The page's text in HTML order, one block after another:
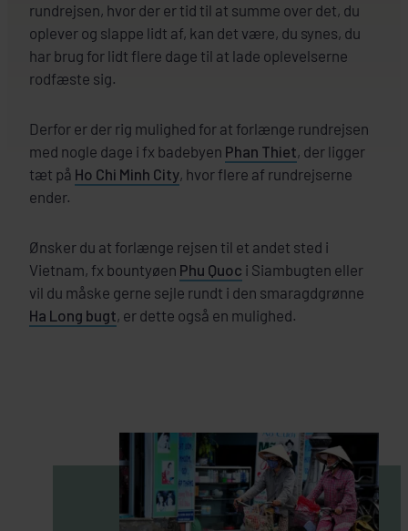
rundrejsen, hvor der er tid til at summe over det, du
oplever og slappe lidt af, kan det være, du synes, du
har brug for lidt flere dage til at lade oplevelserne
rodfæste sig.
Derfor er der rig mulighed for at forlænge rundrejsen
med nogle dage i fx badebyen Phan Thiet, der ligger
tæt på Ho Chi Minh City, hvor flere af rundrejserne
ender.
Ønsker du at forlænge rejsen til et andet sted i
Vietnam, fx bountyøen Phu Quoc i Siambugten eller
vil du måske gerne sejle rundt i den smaragdgrønne
Ha Long bugt, er dette også en mulighed.